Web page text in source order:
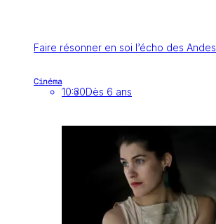
Faire résonner en soi l’écho des Andes
Cinéma
10:30Dès 6 ans